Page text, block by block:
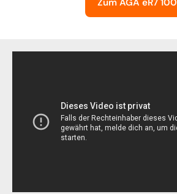
Zum AGA eR7 100